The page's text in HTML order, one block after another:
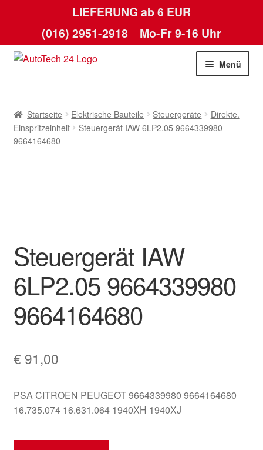
LIEFERUNG ab 6 EUR
(016) 2951-2918 Mo-Fr 9-16 Uhr
Zur
Zum
Menü
AGB
Lieferung
Mein Konto
Warenkorb
Startseite Elektrische Bauteile Steuergeräte
Direkte.
Einspritzeinheit
Steuergerät IAW 6LP2.05 9664339980
9664164680
Steuergerät IAW
6LP2.05 9664339980
9664164680
€ 91,00
PSA CITROEN PEUGEOT 9664339980 9664164680
16.735.074 16.631.064 1940XH 1940XJ